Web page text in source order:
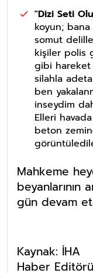
"Dizi Seti
koyun;
somut
kişiler polis
gibi
silahla
ben
inseydim
Elleri
beton
Mahkeme
beyanlarının
gün devam
Kaynak: İHA
Haber